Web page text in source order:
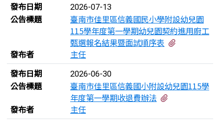
發布日期
2026-07-13
公告標題
臺南市佳里區信義國民小學附設幼兒園
115學年度第一學期幼兒園契約進用廚工
甄選報名結果暨面試順序表
發布者
主任
發布日期
2026-06-30
公告標題
臺南市佳里區信義國小附設幼兒園115學
年度第一學期收退費辦法
發布者
主任